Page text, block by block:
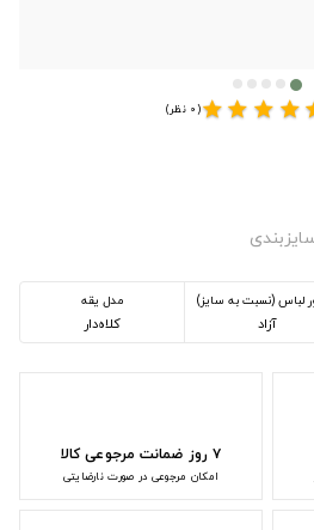
star
star
star
star(0 نظر)
لباس (نسبت به سایز)
آزاد
مدل یقه
کلاه‌دار
۷ روز ضمانت مرجوعی کالا
امکان مرجوعی در صورت نارضایتی